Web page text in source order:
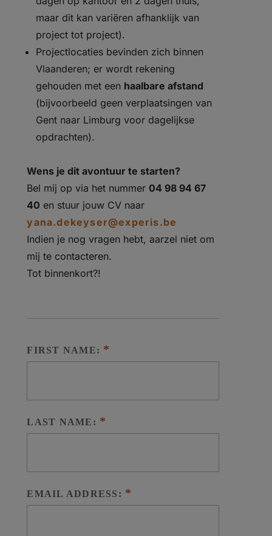
maar dit kan variëren afhanklijk van
project tot project).
Projectlocaties bevinden zich binnen
Vlaanderen; er wordt rekening
gehouden met een haalbare afstand
(bijvoorbeeld geen verplaatsingen van
Gent naar Limburg voor dagelijkse
opdrachten).
Wens je dit avontuur te starten?
Bel mij op via het nummer04 98 94 67
40 en stuur jouw CV naar
yana.dekeyser@experis.be
Indien je nog vragen hebt, aarzel niet om
mij te contacteren.
Tot binnenkort?!
FIRST NAME:
LAST NAME:
EMAIL ADDRESS: